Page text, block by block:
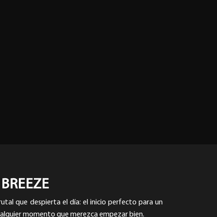
que despierta el día: el inicio perfecto para un
momento que merezca empezar bien.